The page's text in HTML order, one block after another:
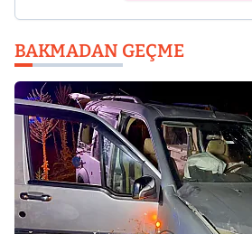
BAKMADAN GEÇME